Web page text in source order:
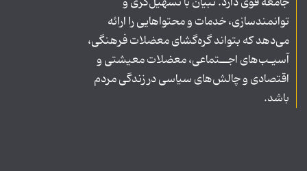
توانمندسازی، خدمات و محتواهایی را ارائه
می‌دهد که بتواند گره‌گشای معضلات فرهنگی،
آسیـب‌های اجــتماعی، معضلات معیشتی و
اقتصادی و چالش‌های سیاسی در زندگی مردم
باشد.